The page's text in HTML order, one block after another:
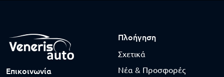
Επικοινωνία
Πλοήγηση
Σχετικά
Νέα & Προσφορές